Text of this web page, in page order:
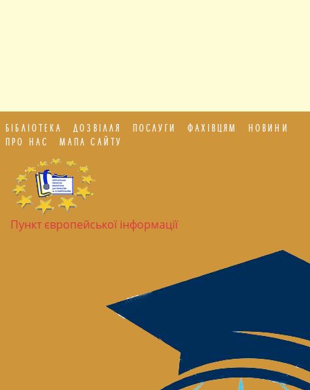
БІБЛІОТЕКА ДОЗВІЛЛЯ ПОСЛУГИ ФАХІВЦЯМ
НОВИНИ
ПРО НАС
МАПА САЙТУ
Пункт європейської інформації